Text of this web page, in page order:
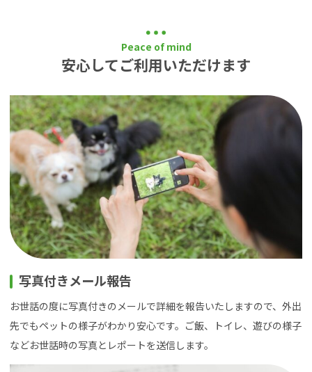
Peace of mind
安心してご利用いただけます
写真付きメール報告
お世話の度に写真付きのメールで詳細を報告いたしますので、外出
先でもペットの様子がわかり安心です。ご飯、トイレ、遊びの様子
などお世話時の写真とレポートを送信します。